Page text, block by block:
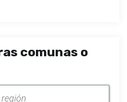
comunas o